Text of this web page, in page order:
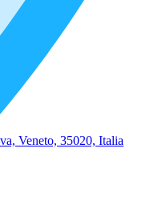
Veneto, 35020, Italia